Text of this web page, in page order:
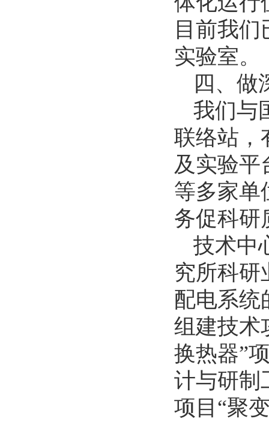
目前我
实验室。
四、做
我们与
联络站，
及实验平
等多家单
务促科研
技术中
究所科研
配电系统
组建技术
换热器”
计与研制
项目“聚